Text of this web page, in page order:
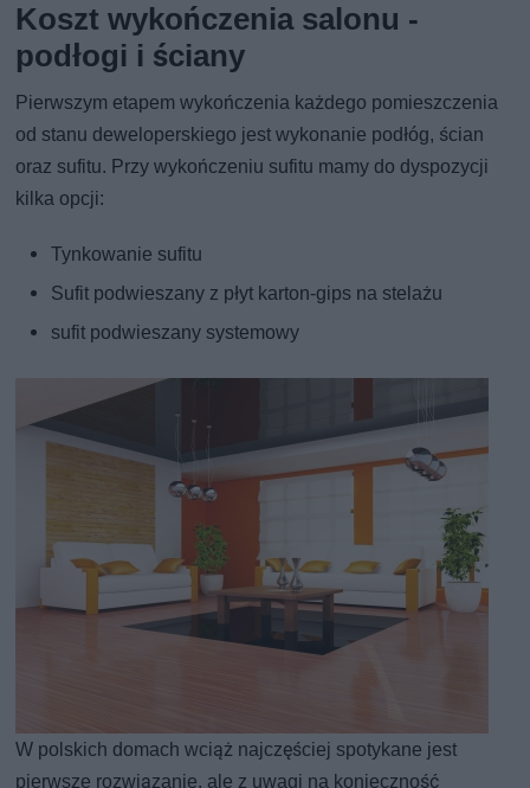
Koszt wykończenia salonu -
podłogi i ściany
Pierwszym etapem wykończenia każdego pomieszczenia
od stanu deweloperskiego jest wykonanie podłóg, ścian
oraz sufitu. Przy wykończeniu sufitu mamy do dyspozycji
kilka opcji:
Tynkowanie sufitu
Sufit podwieszany z płyt karton-gips na stelażu
sufit podwieszany systemowy
W polskich domach wciąż najczęściej spotykane jest
pierwsze rozwiązanie, ale z uwagi na konieczność